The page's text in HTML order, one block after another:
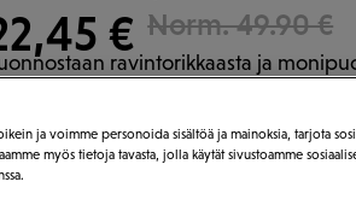
€ Norm. 49.90 €
ravintorikkaasta ja
keskellä ei kuitenkaan ole
jotka sisältävät ihanteellisen
Skin -ravintolisä on järkevä
saavat riittävästi ravinteita
ja voimme personoida sisältöä ja mainoksia, tarjota
myös tietoja tavasta, jolla käytät sivustoamme